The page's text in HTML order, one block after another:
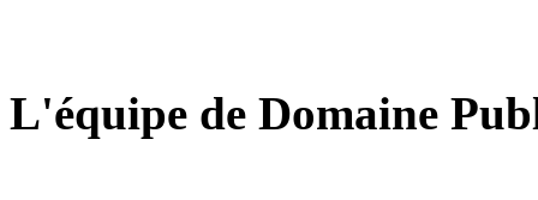
L'équipe de Domaine